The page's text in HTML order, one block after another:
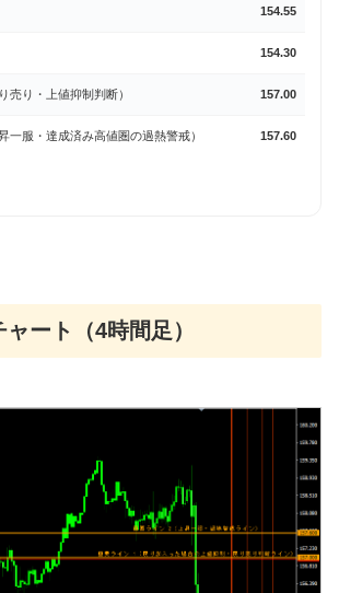
154.55
154.30
売り・上値抑制判断） 157.00
一服・達成済み高値圏の過熱警戒） 157.60
ート（4時間足）